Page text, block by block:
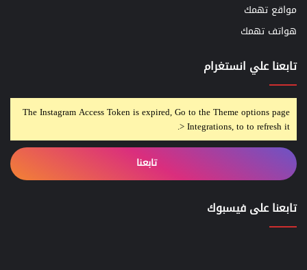
مواقع تهمك
هواتف تهمك
تابعنا علي انستغرام
The Instagram Access Token is expired, Go to the Theme options page
> Integrations, to to refresh it.
تابعنا
تابعنا على فيسبوك